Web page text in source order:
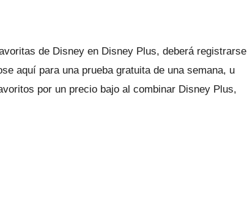
de Disney en Disney Plus, deberá registrarse
aquí para una prueba gratuita de una semana, u
por un precio bajo al combinar Disney Plus,